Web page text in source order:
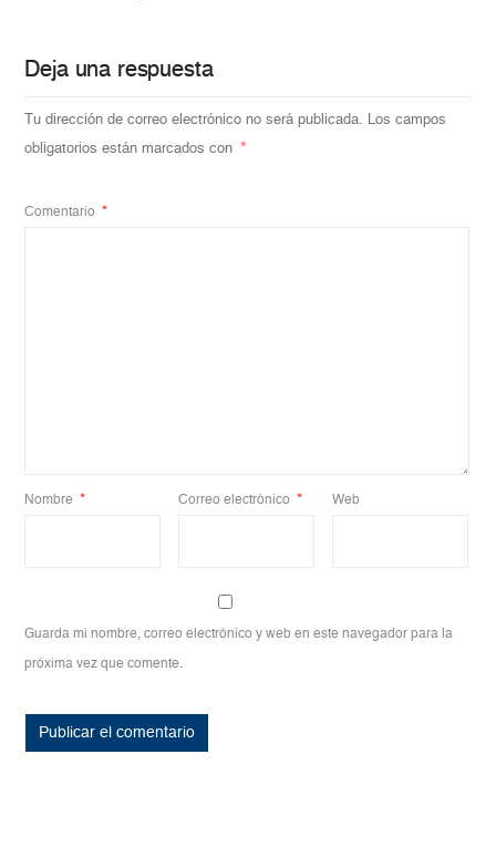
Deja una respuesta
Tu dirección de correo electrónico no será publicada. Los campos
obligatorios están marcados con *
Comentario *
Nombre * Correo electrónico * Web
Guarda mi nombre, correo electrónico y web en este navegador para la
próxima vez que comente.